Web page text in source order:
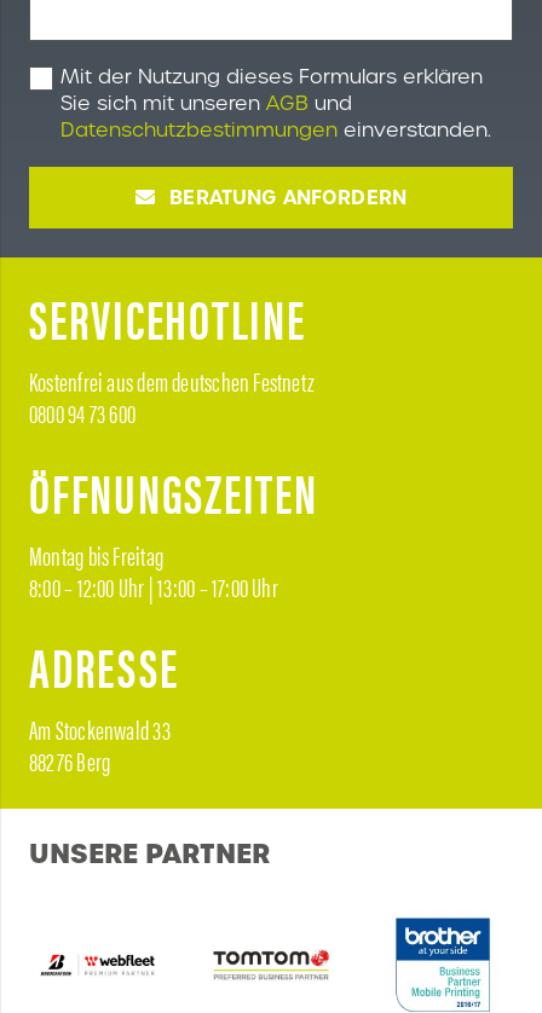
Mit der Nutzung dieses Formulars erklären
Sie sich mit unseren AGB und
Datenschutzbestimmungen einverstanden.
BERATUNG ANFORDERN
SERVICEHOTLINE
Kostenfrei aus dem deutschen Festnetz
0800 94 73 600
ÖFFNUNGSZEITEN
Montag bis Freitag
8:00 – 12:00 Uhr | 13:00 – 17:00 Uhr
ADRESSE
Am Stockenwald 33
88276 Berg
UNSERE PARTNER